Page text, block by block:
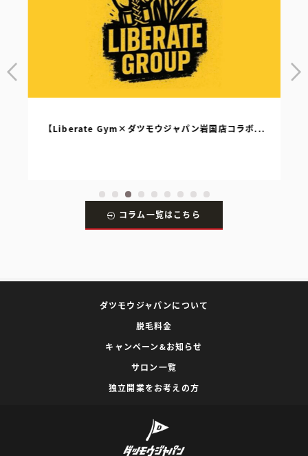
【Liberate Gym×ダツモウジャパン岩国店コラボ...
コラム一覧はこちら
ダツモウジャパンについて
脱毛料金
キャンペーン&お知らせ
サロン一覧
独立開業をお考えの方